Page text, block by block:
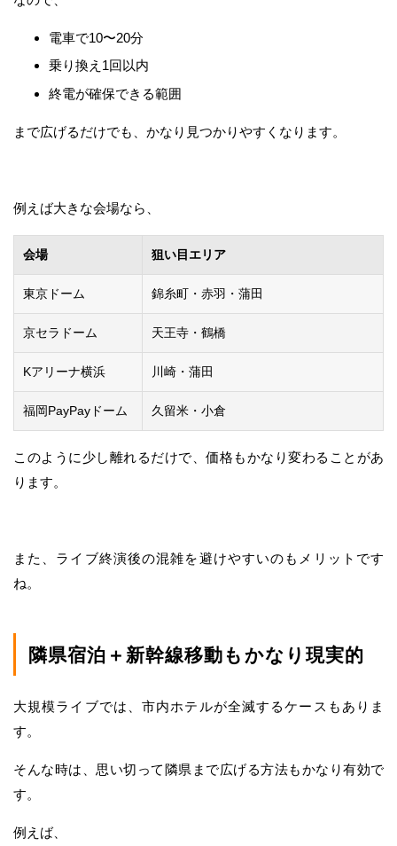
電車で10〜20分
乗り換え1回以内
終電が確保できる範囲
まで広げるだけでも、かなり見つかりやすくなります。
例えば大きな会場なら、
会場 狙い目エリア
東京ドーム 錦糸町・赤羽・蒲田
京セラドーム 天王寺・鶴橋
Kアリーナ横浜 川崎・蒲田
福岡PayPayドーム 久留米・小倉
このように少し離れるだけで、価格もかなり変わることがあ
ります。
また、ライブ終演後の混雑を避けやすいのもメリットです
ね。
隣県宿泊＋新幹線移動もかなり現実的
大規模ライブでは、市内ホテルが全滅するケースもありま
す。
そんな時は、思い切って隣県まで広げる方法もかなり有効で
す。
例えば、